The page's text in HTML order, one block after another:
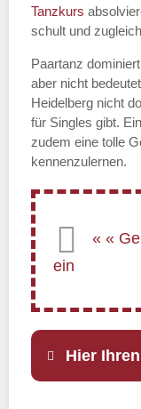
Tanzkurs
schult und
Paartanz
aber nicht
Heidelberg nicht
für Singles gibt.
zudem eine tolle
kennenzulernen.
Hier